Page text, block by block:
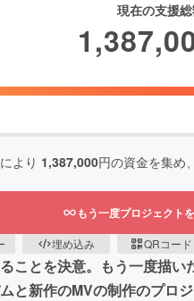
現在の支援
より 1,387,000円の資金を集め、
もう一度プロジェクト
埋め込み QRコード
ことを決意。もう一度描
新作のMVの制作のプロ